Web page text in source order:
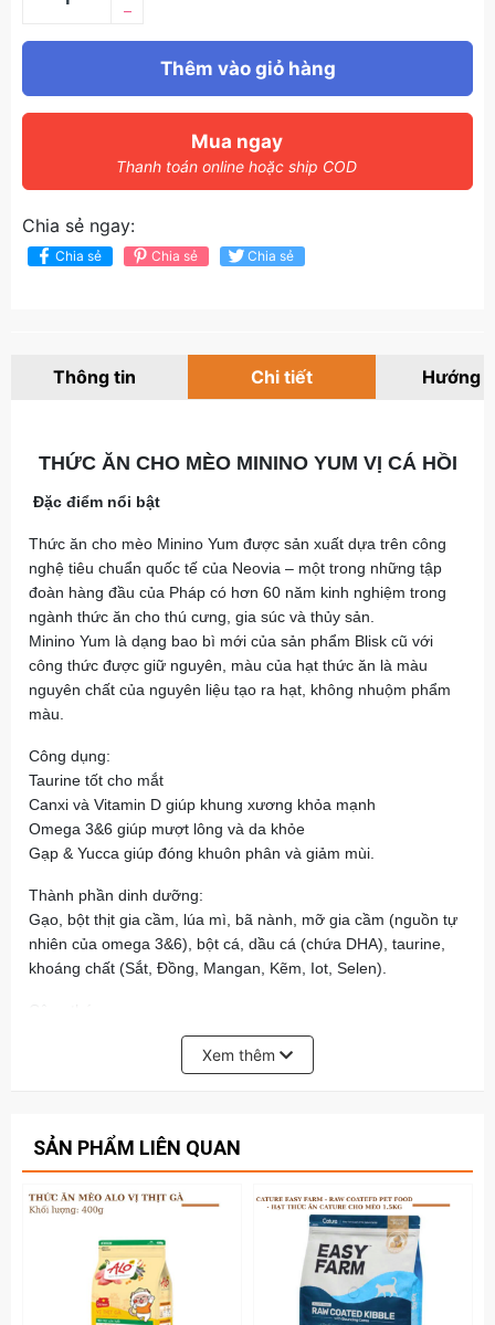
–
Thêm vào giỏ hàng
Mua ngay
Thanh toán online hoặc ship COD
Chia sẻ ngay:
Chia sẻ Chia sẻ Chia sẻ
Thông tin Chi tiết Hướng
THỨC ĂN CHO MÈO MININO YUM VỊ CÁ HỒI
Đặc điểm nổi bật
Thức ăn cho mèo Minino Yum được sản xuất dựa trên công
nghệ tiêu chuẩn quốc tế của Neovia – một trong những tập
đoàn hàng đầu của Pháp có hơn 60 năm kinh nghiệm trong
ngành thức ăn cho thú cưng, gia súc và thủy sản.
Minino Yum là dạng bao bì mới của sản phẩm Blisk cũ với
công thức được giữ nguyên, màu của hạt thức ăn là màu
nguyên chất của nguyên liệu tạo ra hạt, không nhuộm phẩm
màu.
Công dụng:
Taurine tốt cho mắt
Canxi và Vitamin D giúp khung xương khỏa mạnh
Omega 3&6 giúp mượt lông và da khỏe
Gạp & Yucca giúp đóng khuôn phân và giảm mùi.
Thành phần dinh dưỡng:
Gạo, bột thịt gia cầm, lúa mì, bã nành, mỡ gia cầm (nguồn tự
nhiên của omega 3&6), bột cá, dầu cá (chứa DHA), taurine,
khoáng chất (Sắt, Đồng, Mangan, Kẽm, Iot, Selen).
Thương hiệu: Pháp.
Xuất xứ: Việt Nam
Hạn sử dụng: 1 năm kể từ ngày sản xuất
🛒🛒 Xem thêm các loại Snack/Bánh Thưởng/Pate Cho
Mèo tại: https://www.petsaigon.vn/banh-thuong-pate-
Xem thêm
SẢN PHẨM LIÊN QUAN